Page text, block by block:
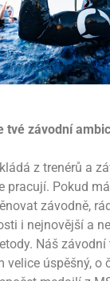
tvé závodní
z trenérů a
pracují. Pokud
závodně,
i nejnovější a
Náš závodní
velice úspěšný, o